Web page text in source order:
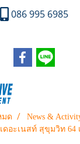
086 995 6985
มด
News &
อะเนสท์ สุขุมวิท 64